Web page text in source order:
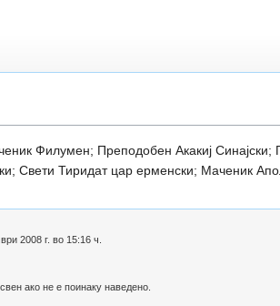
Филумен; Преподобен Акакиј
Свети Тиридат цар ерменски; Маченик
2008 г. во 15:16 ч.
ако не е поинаку наведено.